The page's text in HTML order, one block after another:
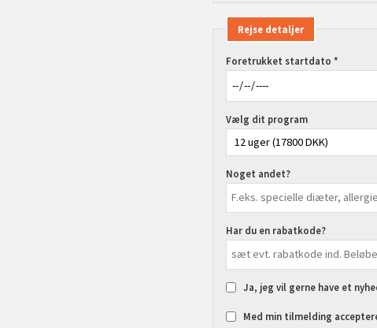
Rejse detaljer
Foretrukket startdato *
Vælg dit program
Noget andet?
Har du en rabatkode?
Ja, jeg vil gerne have et
Med min tilmelding